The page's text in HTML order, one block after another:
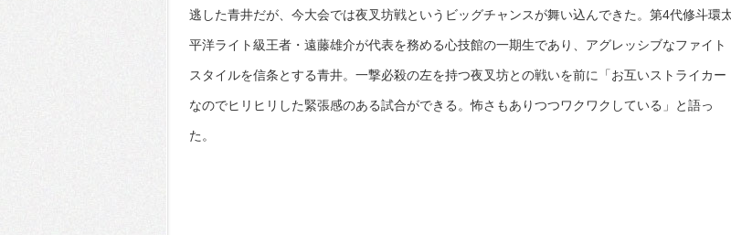
逃した青井だが、今大会では夜叉坊戦というビッグチャンスが舞い込んできた。第4代修斗環
平洋ライト級王者・遠藤雄介が代表を務める心技館の一期生であり、アグレッシブなファイト
スタイルを信条とする青井。一撃必殺の左を持つ夜叉坊との戦いを前に「お互いストライカー
なのでヒリヒリした緊張感のある試合ができる。怖さもありつつワクワクしている」と語っ
た。